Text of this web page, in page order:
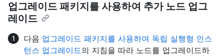
업그레이드 패키지를 사용하여 추가 노드 업그
레이드
다음 업그레이드 패키지를 사용하여 독립 실행형 인스
턴스 업그레이드의 지침을 따라 노드를 업그레이드하